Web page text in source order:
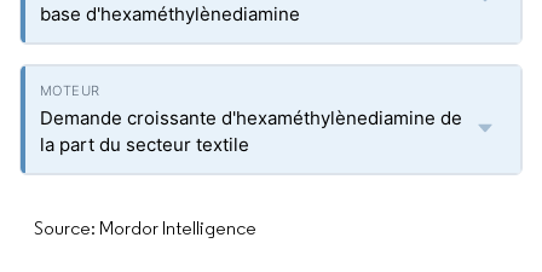
base d'hexaméthylènediamine
Demande croissante d'hexaméthylènediamine de
la part du secteur textile
Source: Mordor Intelligence